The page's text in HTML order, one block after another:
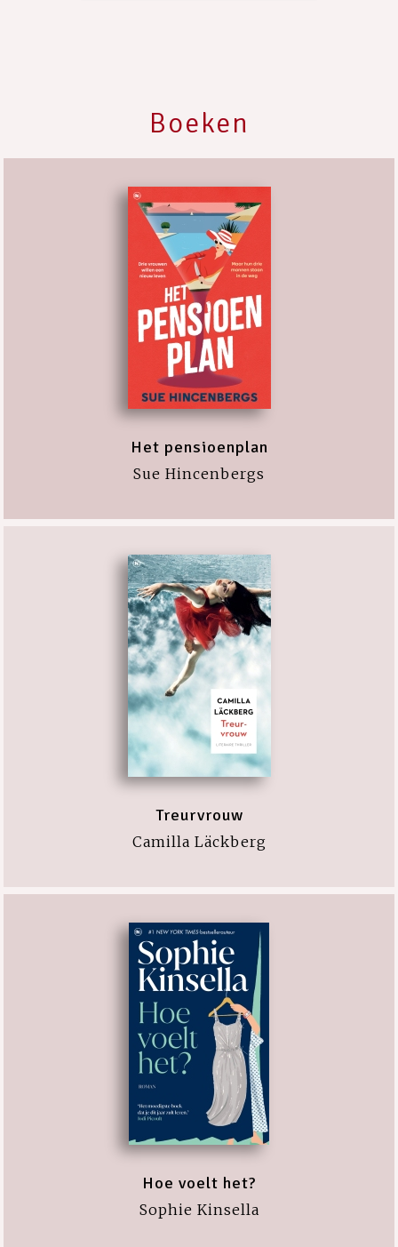
Boeken
Het pensioenplan
Sue Hincenbergs
Treurvrouw
Camilla Läckberg
Hoe voelt het?
Sophie Kinsella